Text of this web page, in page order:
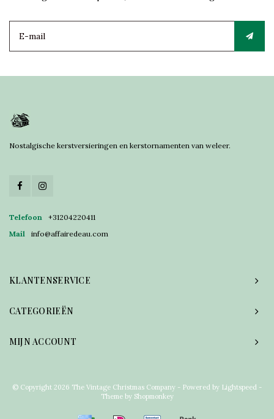
Nostalgische kerstversieringen en kerstornamenten van weleer.
Telefoon
+31204220411
Mail
info@affairedeau.com
KLANTENSERVICE
CATEGORIEËN
MIJN ACCOUNT
© Copyright 2026 The Vintage Christmas Company - Powered by Lightspeed -
Theme by Shopmonkey